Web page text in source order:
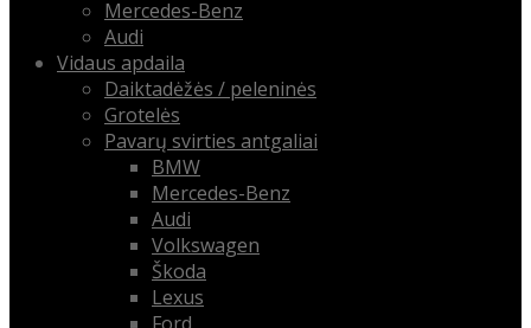
Mercedes-Benz
Audi
Vidaus apdaila
Daiktadėžės / peleninės
Grotelės
Pavarų svirties antgaliai
BMW
Mercedes-Benz
Audi
Volkswagen
Škoda
Lexus